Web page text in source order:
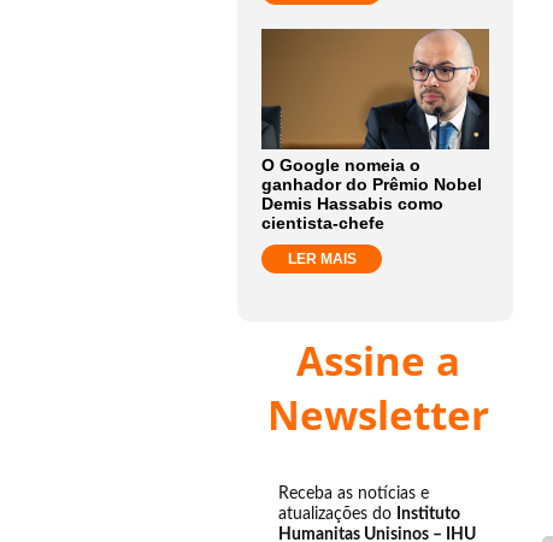
O Google nomeia o
ganhador do Prêmio Nobel
Demis Hassabis como
cientista-chefe
LER MAIS
Assine a
Newsletter
Receba as notícias e
atualizações do Instituto
Humanitas Unisinos – IHU